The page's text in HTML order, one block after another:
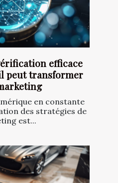
efficace
peut transformer
en constante
des stratégies de
est...